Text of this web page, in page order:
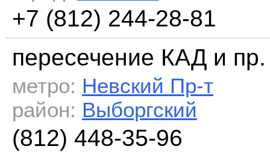
+7 (812) 244-28-81
пересечение КАД и
метро: Невский Пр-т
район: Выборгский
(812) 448-35-96